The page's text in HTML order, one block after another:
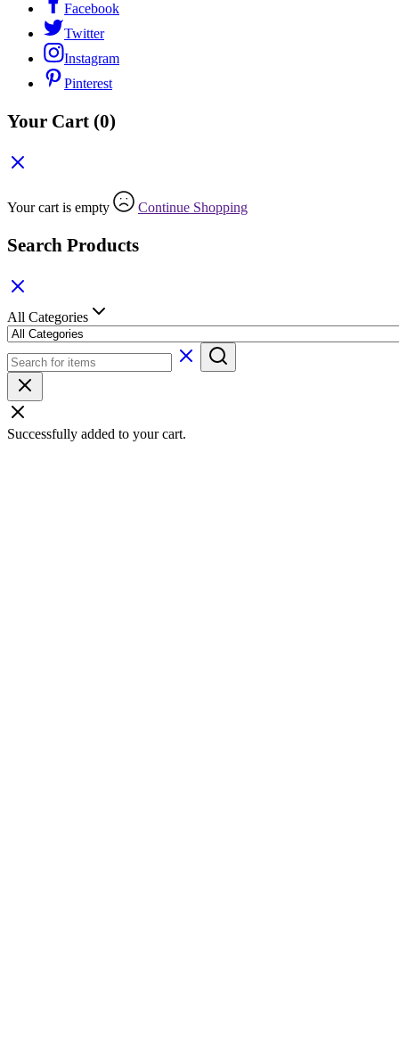
Facebook
Twitter
Instagram
Pinterest
Your Cart (0)
Your cart is empty Continue Shopping
Search Products
All Categories
Successfully added to your cart.